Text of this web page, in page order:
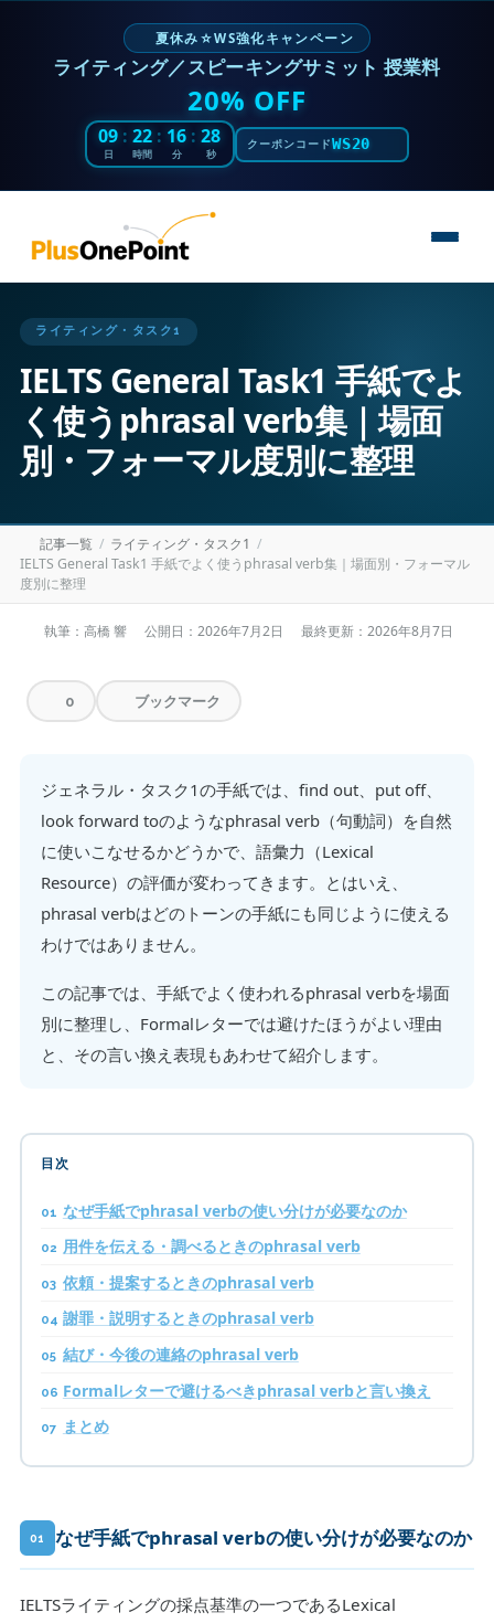
夏休み☆WS強化キャンペーン
ライティング／スピーキングサミット 授業料
20% OFF
09
日
: 22
時間
: 16
分
: 27
秒
クーポンコードWS20
ライティング・タスク1
IELTS General Task1 手紙でよ
く使うphrasal verb集｜場面
別・フォーマル度別に整理
記事一覧
ライティング・タスク1
IELTS General Task1 手紙でよく使うphrasal verb集｜場面別・フォーマル
度別に整理
執筆：高橋 響 公開日： 2026年7月2日 最終更新： 2026年8月7日
0 ブックマーク
ジェネラル・タスク1の手紙では、find out、put off、
look forward toのようなphrasal verb（句動詞）を自然
に使いこなせるかどうかで、語彙力（Lexical
Resource）の評価が変わってきます。とはいえ、
phrasal verbはどのトーンの手紙にも同じように使える
わけではありません。
この記事では、手紙でよく使われるphrasal verbを場面
別に整理し、Formalレターでは避けたほうがよい理由
と、その言い換え表現もあわせて紹介します。
目次
なぜ手紙でphrasal verbの使い分けが必要なのか
用件を伝える・調べるときのphrasal verb
依頼・提案するときのphrasal verb
謝罪・説明するときのphrasal verb
結び・今後の連絡のphrasal verb
Formalレターで避けるべきphrasal verbと言い換え
まとめ
01 なぜ手紙でphrasal verbの使い分けが必要なのか
IELTSライティングの採点基準の一つであるLexical